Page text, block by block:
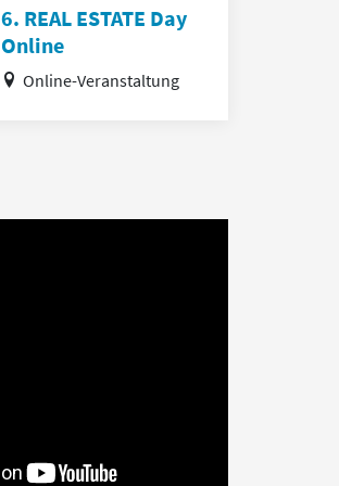
6. REAL ESTATE Day
Online
Online-Veranstaltung